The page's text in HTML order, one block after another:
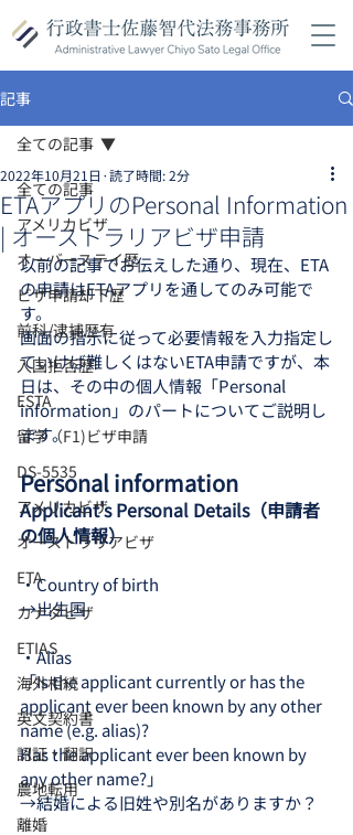
記事
全ての記事
アメリカビザ
オーバーステイ歴
ビザ申請却下歴
前科/逮捕歴有
入国拒否歴
ESTA
留学（F1)ビザ申請
DS-5535
アメリカビザ
オーストラリアビザ
ETA
カナダビザ
ETIAS
海外相続
英文契約書
認証・翻訳
農地転用
離婚
全ての記事
ETAアプリのPersonal Information
| オーストラリアビザ申請
2022年10月21日 読了時間: 2分
以前の記事でお伝えした通り、現在、ETA
の申請はETAアプリを通してのみ可能で
す。
画面の指示に従って必要情報を入力指定し
ていけば難しくはないETA申請ですが、本
日は、その中の個人情報「Personal
information」のパートについてご説明し
ます。
Personal information
Applicant's Personal Details（申請者
の個人情報）
・Country of birth
→出生国
・Alias
「Is the applicant currently or has the
applicant ever been known by any other
name (e.g. alias)?
Has the applicant ever been known by
any other name?」
→結婚による旧姓や別名がありますか？